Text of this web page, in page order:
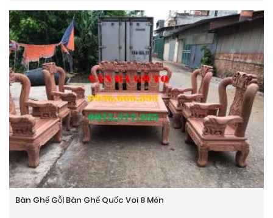
Bàn Ghế Gỗ| Bàn Ghế Quốc Voi 8 Món